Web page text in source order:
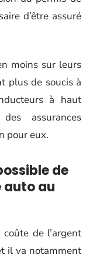
d’être assuré
moins sur leurs
plus de soucis à
à haut
assurances
pour eux.
de
auto au
de l’argent
il va notamment